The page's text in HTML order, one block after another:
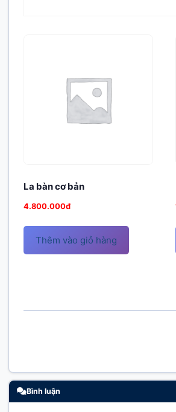
La bàn cơ bản
4.800.000đ
Thêm vào giỏ hàng
Bình luận